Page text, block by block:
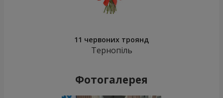
11 червоних троянд
Тернопіль
Фотогалерея